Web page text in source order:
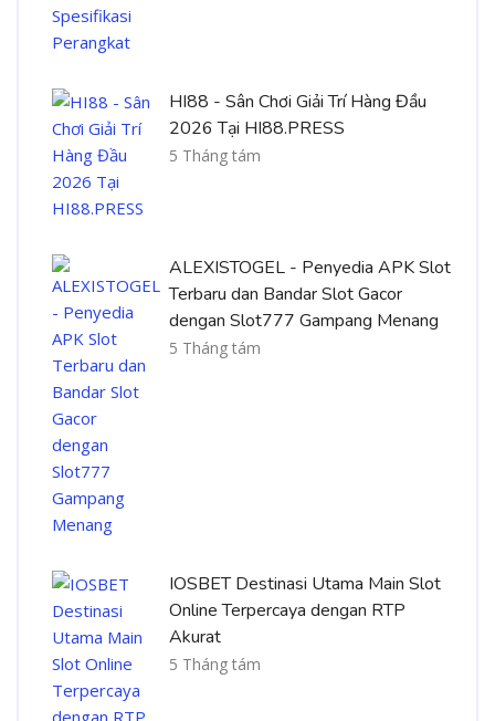
HI88 - Sân Chơi Giải Trí Hàng Đầu
2026 Tại HI88.PRESS
5 Tháng tám
ALEXISTOGEL - Penyedia APK Slot
Terbaru dan Bandar Slot Gacor
dengan Slot777 Gampang Menang
5 Tháng tám
IOSBET Destinasi Utama Main Slot
Online Terpercaya dengan RTP
Akurat
5 Tháng tám